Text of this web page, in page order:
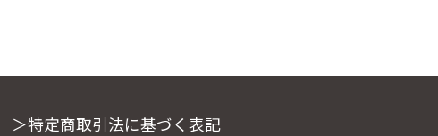
＞特定商取引法に基づく表記